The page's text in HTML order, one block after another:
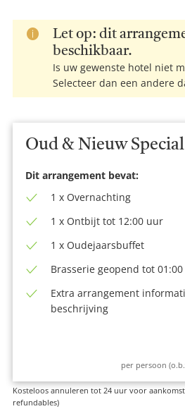
Let op: dit
beschikbaar.
Is uw gewenste hotel niet
Selecteer dan een andere
Oud & Nieuw Special
Dit arrangement bevat:
1 x Overnachting
1 x Ontbijt tot 12:00 uur
1 x Oudejaarsbuffet
Brasserie geopend tot
Extra arrangement
beschrijving
per persoon
Kosteloos annuleren tot 24 uur voor
refundables)